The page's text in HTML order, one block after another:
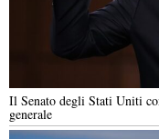
Il Senato degli Stati Uniti
generale